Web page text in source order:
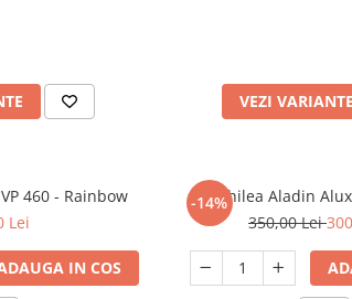
VEZI VARIANTE
460 - Rainbow
Lei
IN COS
-14%
Narghilea Aladin
350,00 Lei